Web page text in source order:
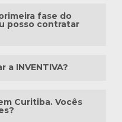
em publicidade.
das
sintomas,
fase do
posso contratar
digital. Algumas
a base, enquanto
INVENTIVA?
clínica possui
Curitiba. Vocês